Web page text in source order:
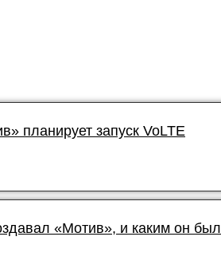
планирует запуск VoLTE
«Мотив», и каким он